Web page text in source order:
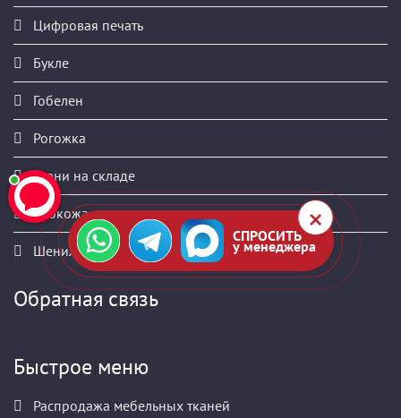
СПРОСИТЬ
у менеджера
Цифровая печать
Букле
Гобелен
Рогожка
Ткани на складе
Экокожа
Шенилл
Обратная связь
Быстрое меню
Распродажа мебельных тканей